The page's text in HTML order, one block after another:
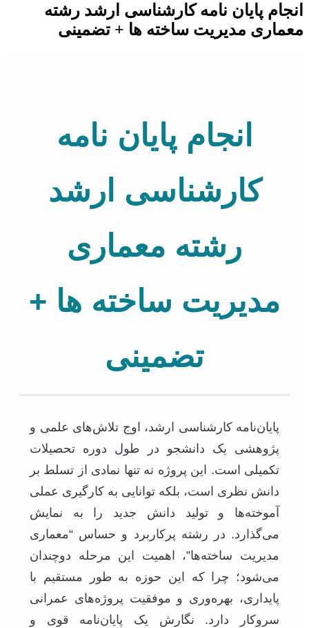
انجام پایان نامه کارشناسی ارشد رشته
معماری مدیریت ساخته ها + تضمینی
انجام پایان نامه
کارشناسی ارشد
رشته معماری
مدیریت ساخته ها +
تضمینی
پایان‌نامه کارشناسی ارشد، اوج تلاش‌های علمی و
پژوهشی یک دانشجو در طول دوره تحصیلات
تکمیلی است. این پروژه نه تنها نمادی از تسلط بر
دانش نظری است، بلکه توانایی به کارگیری عملی
آموخته‌ها و تولید دانش جدید را به نمایش
می‌گذارد. در رشته پرکاربرد و حساس “معماری
مدیریت ساخته‌ها”، اهمیت این مرحله دوچندان
می‌شود؛ چرا که این حوزه به طور مستقیم با
پایداری، بهره‌وری و موفقیت پروژه‌های عمرانی
سروکار دارد. نگارش یک پایان‌نامه قوی و